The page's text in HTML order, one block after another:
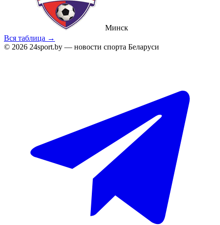
Минск
Вся таблица →
© 2026 24sport.by — новости спорта Беларуси